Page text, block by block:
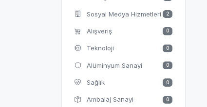
Sosyal Medya Hizmetleri 2
Alışveriş 0
Teknoloji 0
Alüminyum Sanayi 0
Sağlık 0
Ambalaj Sanayi 0